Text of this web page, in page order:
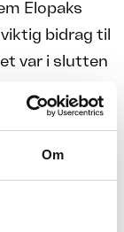
Om
Elopaks
bidrag til
var i slutten
en av Indias